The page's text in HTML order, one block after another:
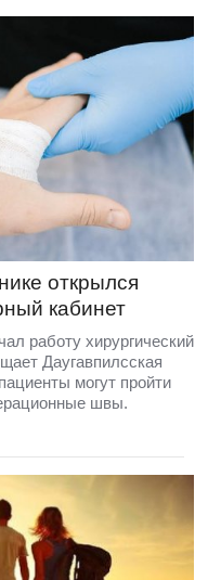
открылся
кабинет
работу хирургический
Даугавпилсская
могут пройти
швы.